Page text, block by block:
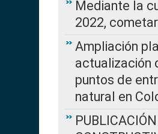
Mediante la
2022,
Ampliación
actualización
puntos de
natural en